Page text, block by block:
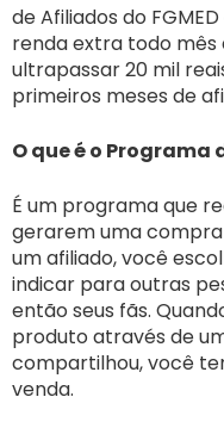
de Afiliados do
renda extra todo mês
ultrapassar 20 mil
primeiros meses de
O que é o Programa
É um programa que
gerarem uma compra
um afiliado, você
indicar para outras
então seus fãs.
produto através de
compartilhou, você
venda.